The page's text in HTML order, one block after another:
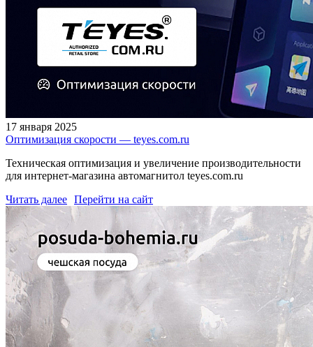
17 января 2025
Оптимизация скорости — teyes.com.ru
Техническая оптимизация и увеличение производительности
для интернет-магазина автомагнитол teyes.com.ru
Читать далее Перейти на сайт